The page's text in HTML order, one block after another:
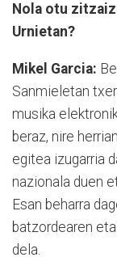
Nola otu
Urnietan?
Mikel Garcia:
Sanmieletan
musika
beraz, nire
egitea izugarria
nazionala duen
Esan beharra
batzordearen
dela.